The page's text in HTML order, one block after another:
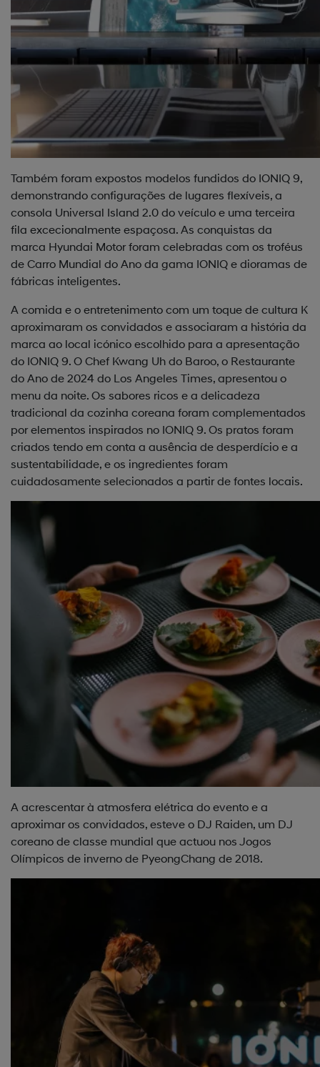
Também foram expostos modelos fundidos do IONIQ 9,
demonstrando configurações de lugares flexíveis, a
consola Universal Island 2.0 do veículo e uma terceira
fila excecionalmente espaçosa. As conquistas da
marca Hyundai Motor foram celebradas com os troféus
de Carro Mundial do Ano da gama IONIQ e dioramas de
fábricas inteligentes.
A comida e o entretenimento com um toque de cultura K
aproximaram os convidados e associaram a história da
marca ao local icónico escolhido para a apresentação
do IONIQ 9. O Chef Kwang Uh do Baroo, o Restaurante
do Ano de 2024 do Los Angeles Times, apresentou o
menu da noite. Os sabores ricos e a delicadeza
tradicional da cozinha coreana foram complementados
por elementos inspirados no IONIQ 9. Os pratos foram
criados tendo em conta a ausência de desperdício e a
sustentabilidade, e os ingredientes foram
cuidadosamente selecionados a partir de fontes locais.
A acrescentar à atmosfera elétrica do evento e a
aproximar os convidados, esteve o DJ Raiden, um DJ
coreano de classe mundial que actuou nos Jogos
Olímpicos de inverno de PyeongChang de 2018.